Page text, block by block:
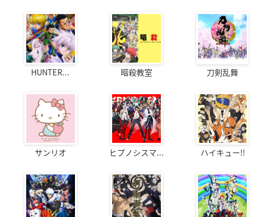
HUNTER... 暗殺教室 刀剣乱舞
サンリオ ヒプノシスマ... ハイキュー!!